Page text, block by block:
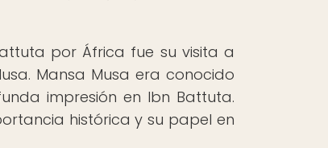
por África fue su visita a
Mansa Musa era conocido
impresión en Ibn Battuta.
histórica y su papel en